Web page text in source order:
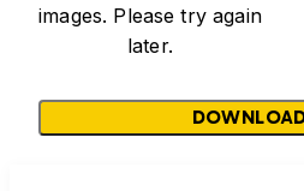
images. Please try again
later.